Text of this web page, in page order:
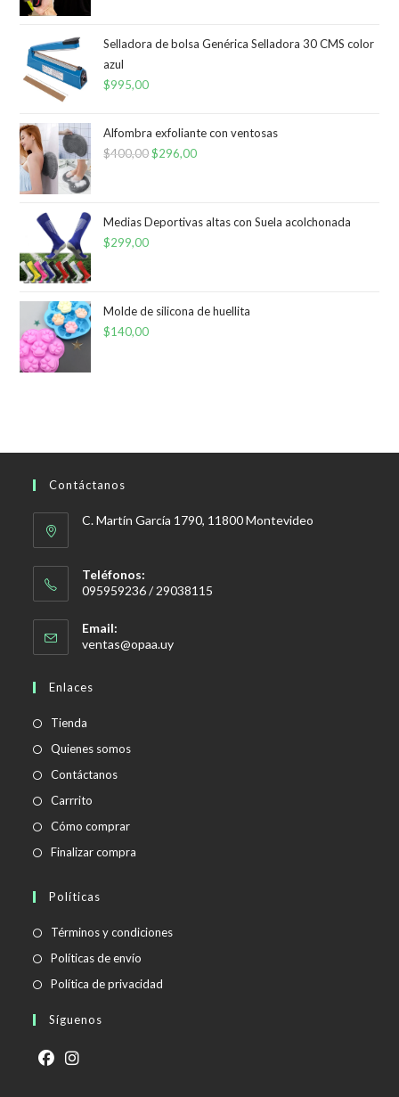
Selladora de bolsa Genérica Selladora 30 CMS color
azul
$995,00
Alfombra exfoliante con ventosas
$400,00El
era:
$296,00El
es:
Medias Deportivas altas con Suela acolchonada
$299,00
Molde de silicona de huellita
$140,00
Contáctanos
C. Martín García 1790, 11800 Montevideo
Teléfonos:
095959236 / 29038115
Email:
ventas@opaa.uySe
Enlaces
Tienda
Quienes somos
Contáctanos
Carrrito
Cómo comprar
Finalizar compra
Políticas
Términos y condicionesSe
Políticas de envío
abre
Política de privacidad
Síguenos